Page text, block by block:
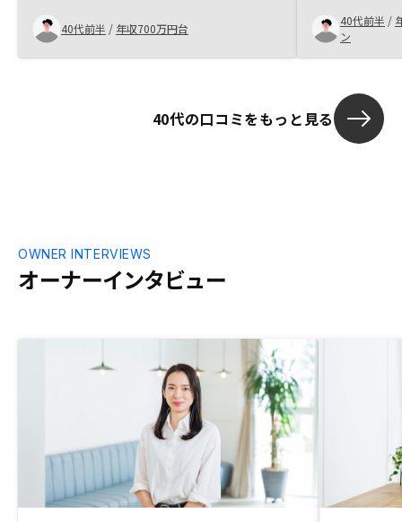
なってないし、説明もなかったのでキャン
ペーンの内容も知らない。自動エントリー
にすればいいのでは?
40代前半 / 年収700万円台
40代前半 /
ン
40代の口コミをもっと見る
オーナーインタビュー
OWNER INTERVIEWS